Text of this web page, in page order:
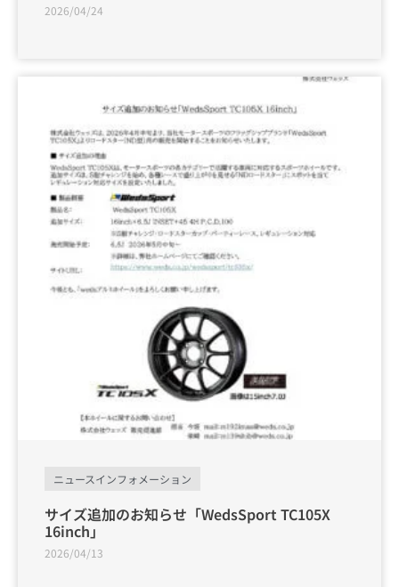
2026/04/24
ニュースインフォメーション
サイズ追加のお知らせ「WedsSport TC105X
16inch」
2026/04/13